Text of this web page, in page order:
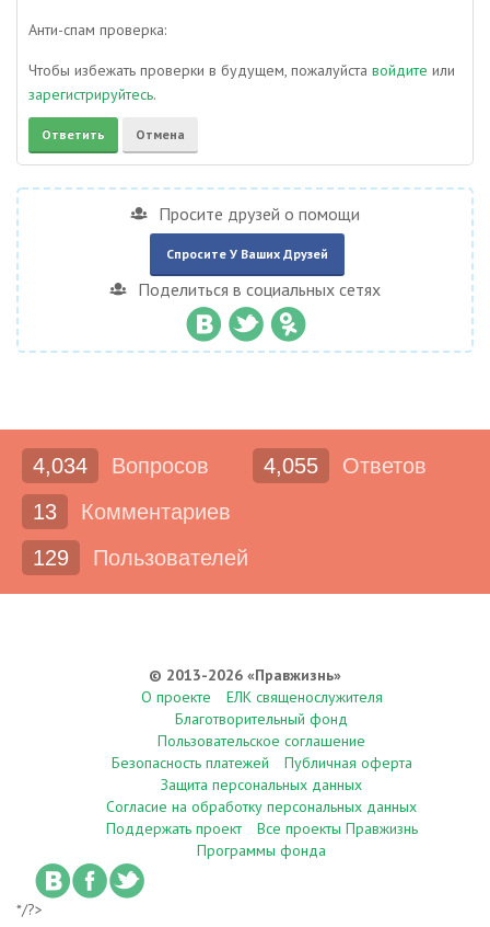
Анти-спам проверка:
Чтобы избежать проверки в будущем, пожалуйста войдите или
зарегистрируйтесь.
Просите друзей о помощи
Спросите У Ваших Друзей
Поделиться в социальных сетях
4,034 Вопросов 4,055
Ответов
13
Комментариев
129
Пользователей
© 2013-2026 «Правжизнь»
О проекте
ЕЛК священослужителя
Благотворительный фонд
Пользовательское соглашение
Безопасность платежей
Публичная оферта
Защита персональных данных
Согласие на обработку персональных данных
Поддержать проект
Все проекты Правжизнь
Программы фонда
*/?>